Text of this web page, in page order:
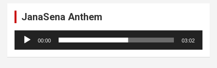
JanaSena Anthem
Audio
Player
00:00 03:02